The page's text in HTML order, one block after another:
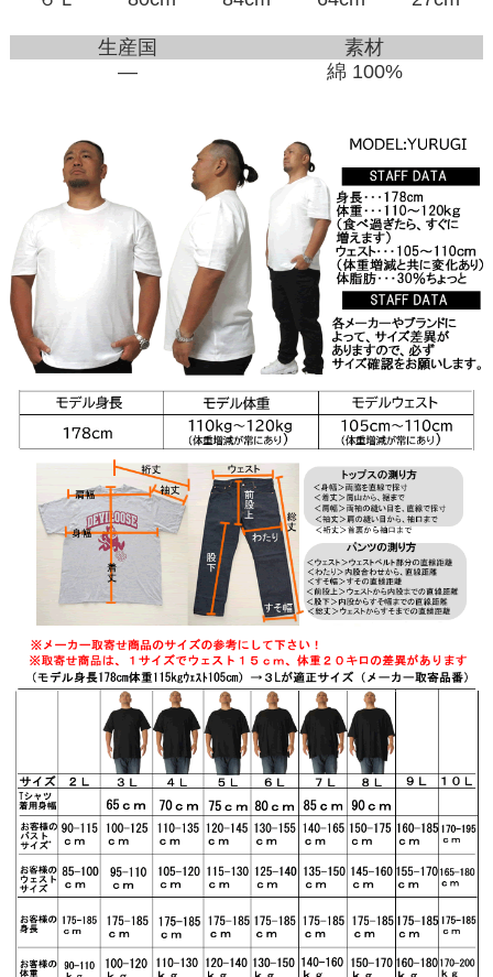
生産国
素材
―
綿 100%